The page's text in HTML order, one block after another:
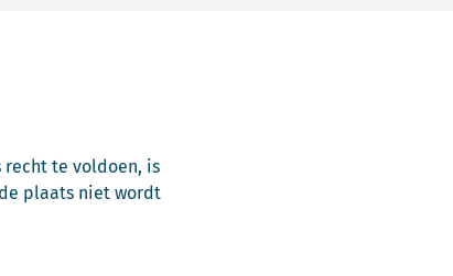
recht te voldoen, is
plaats niet wordt